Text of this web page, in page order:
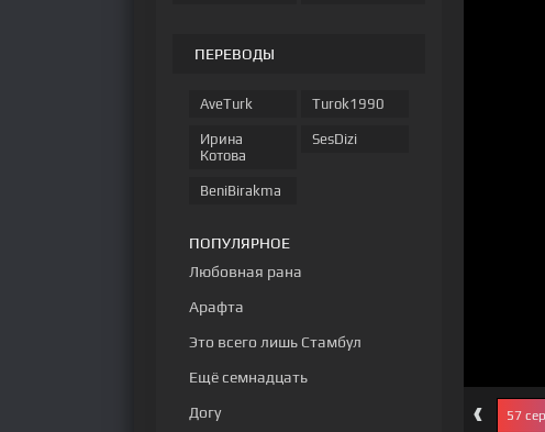
‹
53 серия 57
ПЕРЕВОДЫ
AveTurk
Ирина
Котова
BeniBirakma
Turok1990
SesDizi
ПОПУЛЯРНОЕ
Любовная рана
Арафта
Это всего лишь Стамбул
Ещё семнадцать
Догу